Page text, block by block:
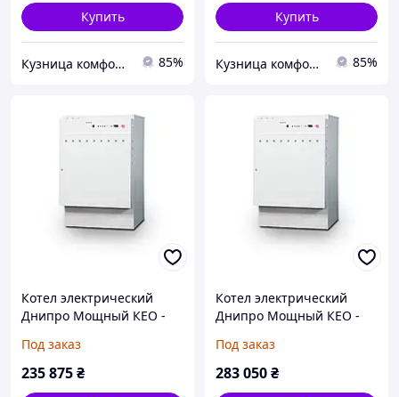
Купить
Кузница комфорта 85%
Купить
Кузница комфорта 85%
Котел электрический
Днипро Мощный КЕО -
Под заказ
235 875₴
Котел электрический
Днипро Мощный КЕО -
Под заказ
283 050₴